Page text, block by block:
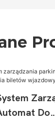
Do